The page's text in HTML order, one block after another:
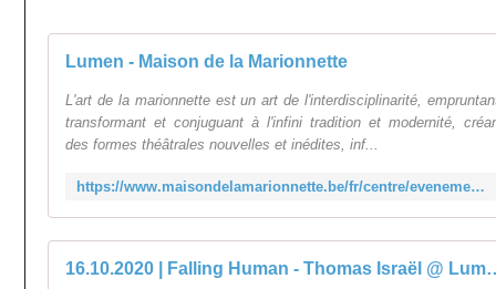
Lumen - Maison de la Marionnette
L'art de la marionnette est un art de l'interdisciplinarité,
transformant et conjuguant à l'infini tradition et modernité,
des formes théâtrales nouvelles et inédites, inf...
https://www.maisondelamarionnette.be/fr/centre/evenements-1/lumen/
16.10.2020 | Falling